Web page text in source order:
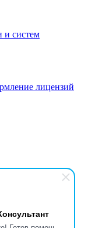
и систем
лицензий